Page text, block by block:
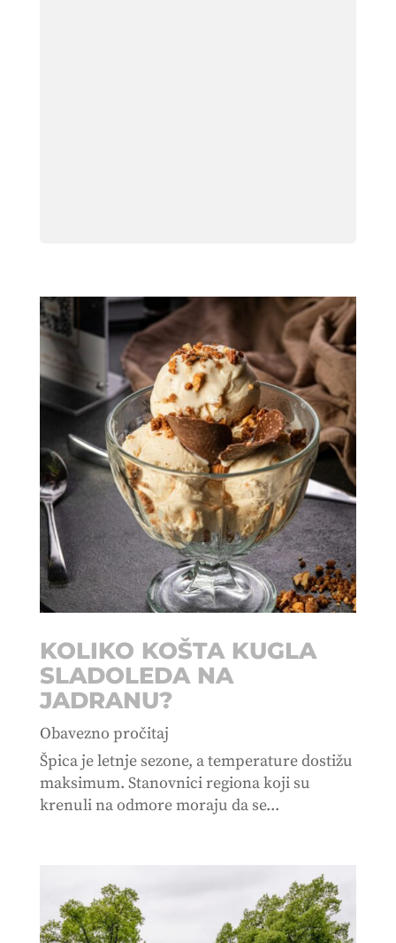
KOLIKO KOŠTA KUGLA
SLADOLEDA NA
JADRANU?
Obavezno pročitaj
Špica je letnje sezone, a temperature dostižu
maksimum. Stanovnici regiona koji su
krenuli na odmore moraju da se...